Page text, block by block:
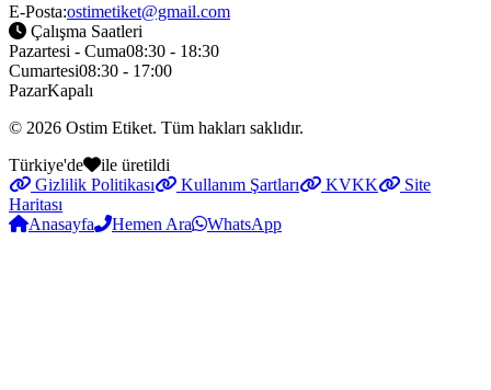
E-Posta:ostimetiket@gmail.com
Çalışma Saatleri
Pazartesi - Cuma08:30 - 18:30
Cumartesi08:30 - 17:00
PazarKapalı
© 2026 Ostim Etiket. Tüm hakları saklıdır.
Türkiye'de
ile üretildi
Gizlilik Politikası
Kullanım Şartları KVKK
Site
Haritası
Anasayfa
Hemen Ara WhatsApp